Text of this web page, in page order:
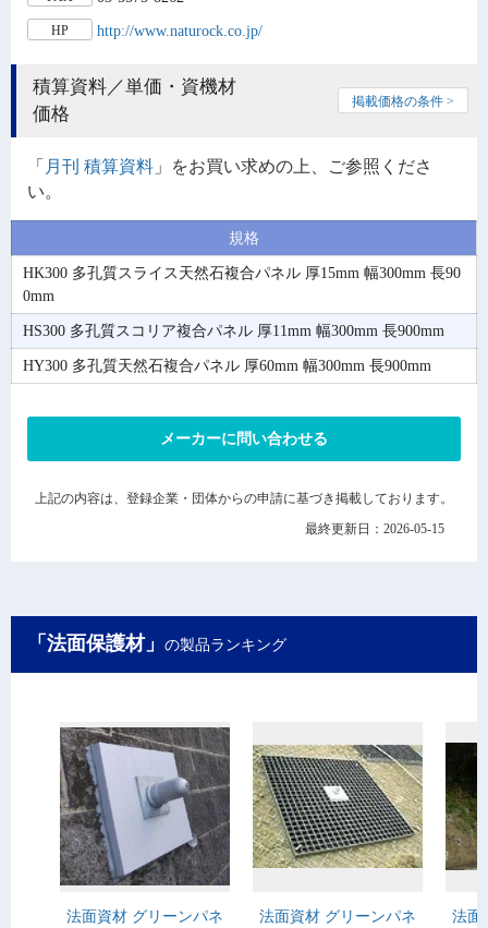
HP http://www.naturock.co.jp/
積算資料／単価・資機材
価格
掲載価格の条件 >
「 月刊 積算資料 」をお買い求めの上、ご参照くださ
い。
規格
HK300 多孔質スライス天然石複合パネル 厚15mm 幅300mm 長90
0mm
HS300 多孔質スコリア複合パネル 厚11mm 幅300mm 長900mm
HY300 多孔質天然石複合パネル 厚60mm 幅300mm 長900mm
メーカーに問い合わせる
上記の内容は、登録企業・団体からの申請に基づき掲載しております。
最終更新日：2026-05-15
「法面保護材」 の製品ランキング
法面資材 グリーンパネ 法面資材 グリーンパネ 法面